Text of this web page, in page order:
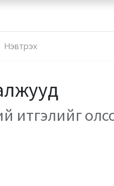
Нэвтрэх
итгэлийг